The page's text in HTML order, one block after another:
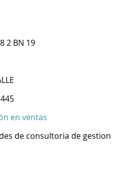
2 BN 19
en ventas
de consultoria de gestion